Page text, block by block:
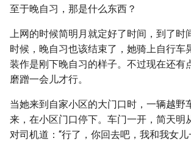
至于晚自习，那是什么东西？
上网的时候简明月就定好了时间，到了时
时候，晚自习也该结束了，她骑上自行车
装作是刚下晚自习的样子。不过现在还有
磨蹭一会儿才行。
当她来到自家小区的大门口时，一辆越野
来，在小区门口停下。车门一开，简天明
对司机道：“行了，你回去吧，我和我女儿